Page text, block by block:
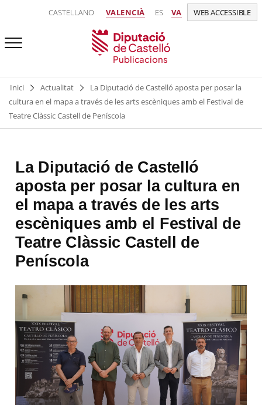
CASTELLANO VALENCIÀ ES VA WEB ACCESSIBLE
Publicacions
Inici Actualitat
La Diputació de Castelló aposta per posar la
cultura en el mapa a través de les arts escèniques amb el Festival de
Teatre Clàssic Castell de Peníscola
La Diputació de Castelló
aposta per posar la cultura en
el mapa a través de les arts
escèniques amb el Festival de
Teatre Clàssic Castell de
Peníscola